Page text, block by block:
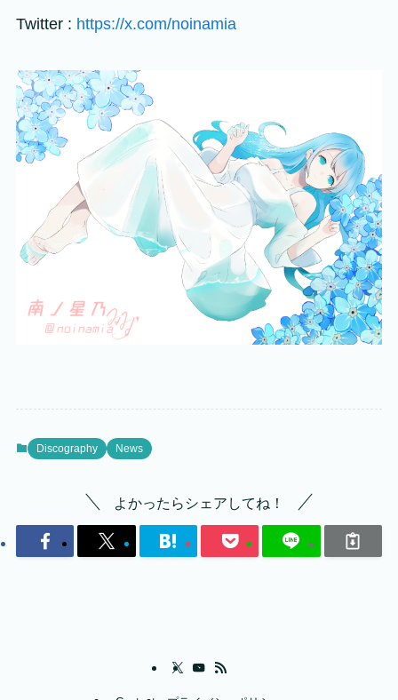
Twitter : https://x.com/noinamia
Discography News
よかったらシェアしてね！